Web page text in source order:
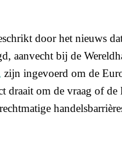
aanvecht bij de
zijn ingevoerd om de
om de vraag of de